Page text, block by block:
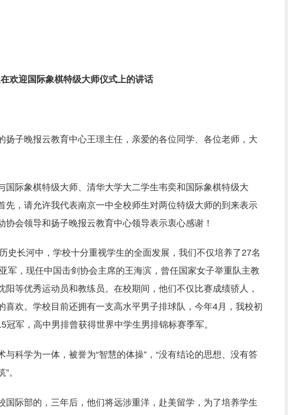
欢迎国际象棋特级大师仪式上的讲话
扬子晚报云教育中心王璟主任，亲爱的各位同学、各位老师，大
国际象棋特级大师、清华大学大二学生韦奕和国际象棋特级大
先，请允许我代表南京一中全校师生对两位特级大师的到来表示
会领导和扬子晚报云教育中心领导表示衷心感谢！
史长河中，学校十分重视学生的全面发展，我们不仅培养了27名
军，现任中国击剑协会主席的王海滨，曾任国家女子举重队主教
等优秀运动员和教练员。在校期间，他们不仅比赛成绩骄人，
欢。学校目前还拥有一支高水平男子排球队，今年4月，我校初
军，高中男排曾获得世界中学生男排锦标赛季军。
科学为一体，被誉为“智慧的体操”，“没有结论的思想、没有答
。
国际部的，三年后，他们将远涉重洋，赴美留学，为了培养学生